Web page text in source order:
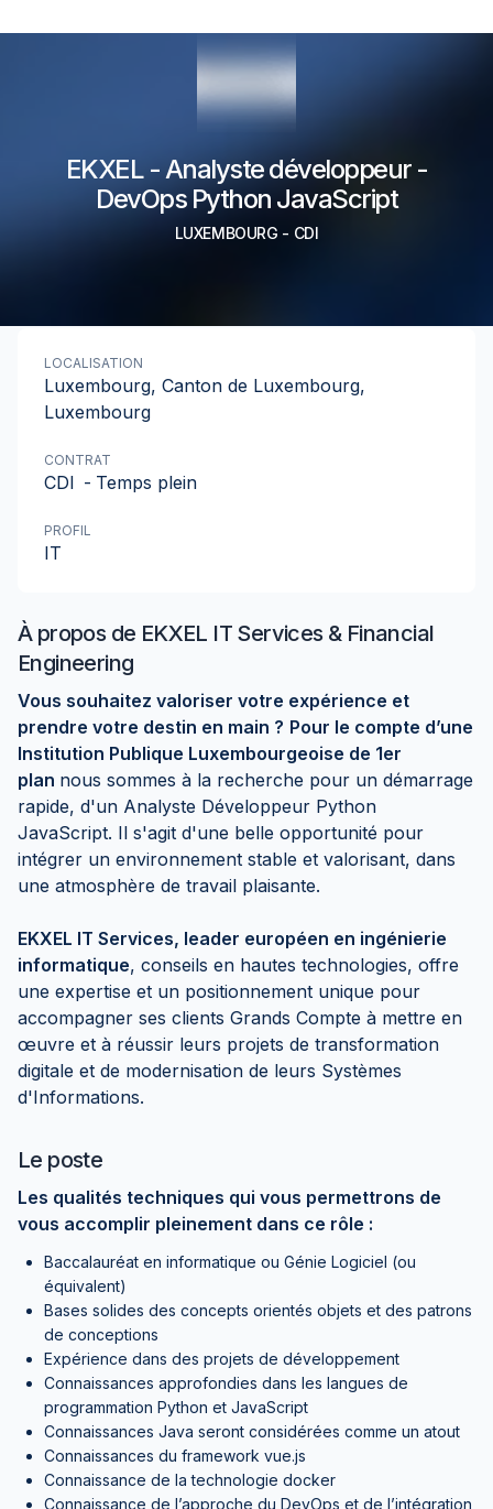
EKXEL - Analyste développeur -
DevOps Python JavaScript
LUXEMBOURG - CDI
À propos de EKXEL IT Services & Financial
Engineering
Vous souhaitez valoriser votre expérience et
prendre votre destin en main ? Pour le compte d’une
Institution Publique Luxembourgeoise de 1er
plan nous sommes à la recherche pour un démarrage
rapide, d'un Analyste Développeur Python
JavaScript. Il s'agit d'une belle opportunité pour
intégrer un environnement stable et valorisant, dans
une atmosphère de travail plaisante.
EKXEL IT Services, leader européen en ingénierie
informatique, conseils en hautes technologies, offre
une expertise et un positionnement unique pour
accompagner ses clients Grands Compte à mettre en
œuvre et à réussir leurs projets de transformation
digitale et de modernisation de leurs Systèmes
d'Informations.
Le poste
Les qualités techniques qui vous permettrons de
vous accomplir pleinement dans ce rôle :
Baccalauréat en informatique ou Génie Logiciel (ou
équivalent)
Bases solides des concepts orientés objets et des patrons
de conceptions
Expérience dans des projets de développement
Connaissances approfondies dans les langues de
programmation Python et JavaScript
Connaissances Java seront considérées comme un atout
Connaissances du framework vue.js
Connaissance de la technologie docker
Connaissance de l’approche du DevOps et de l’intégration
LOCALISATION
Luxembourg, Canton de Luxembourg,
Luxembourg
CONTRAT
CDI - Temps plein
PROFIL
IT